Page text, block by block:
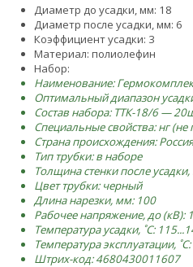
Диаметр до усадки, мм: 18
Диаметр после усадки, мм: 6
Коэффициент усадки: 3
Материал: полиолефин
Набор:
Наименование:
Оптимальный диапазон
Состав набора: ТТК-18/6 —
Специальные свойства: нг
Страна происхождения: Россия
Тип трубки: в наборе
Толщина стенки после
Цвет трубки: черный
Длина нарезки, мм: 100
Рабочее напряжение, до (кВ): 1
Температура усадки, ˚С:
Температура эксплуатации,
Штрих-код: 4680430011607